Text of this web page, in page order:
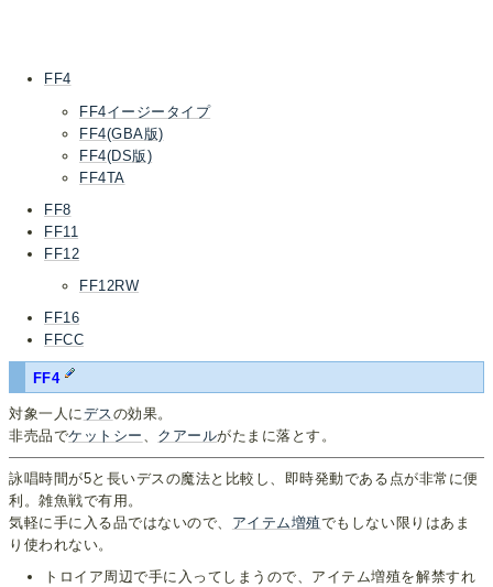
FF4
FF4イージータイプ
FF4(GBA版)
FF4(DS版)
FF4TA
FF8
FF11
FF12
FF12RW
FF16
FFCC
FF4
対象一人にデスの効果。
非売品でケットシー 、 クアールがたまに落とす。
詠唱時間が5と長いデスの魔法と比較し、即時発動である点が非常に便
利。雑魚戦で有用。
気軽に手に入る品ではないので、 アイテム増殖でもしない限りはあま
り使われない。
トロイア周辺で手に入ってしまうので、アイテム増殖を解禁すれ